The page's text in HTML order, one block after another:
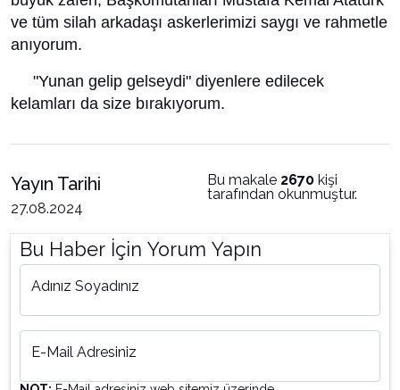
ve tüm silah arkadaşı askerlerimizi saygı ve rahmetle
anıyorum.
"Yunan gelip gelseydi" diyenlere edilecek
kelamları da size bırakıyorum.
Yayın Tarihi
27.08.2024
Bu makale 2670 kişi
tarafından okunmuştur.
Bu Haber İçin Yorum Yapın
Adınız Soyadınız
E-Mail Adresiniz